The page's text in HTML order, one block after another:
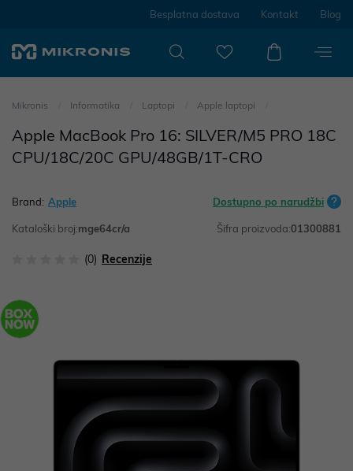
Besplatna dostava Kontakt Blog
Mikronis Informatika Laptopi Apple laptopi
Apple MacBook Pro 16: SILVER/M5 PRO 18C
CPU/18C/20C GPU/48GB/1T-CRO
Brand: Apple Dostupno po narudžbi
Kataloški broj:mge64cr/a Šifra proizvoda:01300881
(0) Recenzije